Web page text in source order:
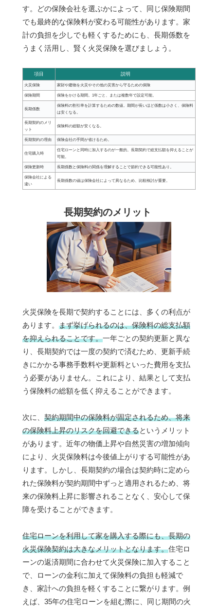
す。どの保険会社を選ぶかによって、同じ保険期間
でも最終的な保険料が変わる可能性があります。家
計の負担を少しでも軽くするためにも、長期係数を
うまく活用し、賢く火災保険を選びましょう。
項目 説明
火災保険 家財や建物を火災やその他の災害から守るための保険
保険期間 保険をかける期間。1年ごと、または複数年で設定可能。
長期係数
保険料の割引率を計算するための数値。期間が長いほど係数は小さく、保険料
は安くなる。
長期契約のメリ
ット
保険料の総額が安くなる。
長期契約の理由 保険会社の手間が省けるため。
住宅購入時
住宅ローンと同時に加入するのが一般的。長期契約で総支払額を抑えることが
可能。
保険更新時 長期係数と保険料の関係を理解することで節約できる可能性あり。
保険会社による
違い
長期係数の値は保険会社によって異なるため、比較検討が重要。
長期契約のメリット
火災保険を長期で契約することには、多くの利点が
あります。 まず挙げられるのは、保険料の総支払額
を抑えられることです。一年ごとの契約更新と異な
り、長期契約では一度の契約で済むため、更新手続
きにかかる事務手数料や更新料といった費用を支払
う必要がありません。これにより、結果として支払
う保険料の総額を低く抑えることができます。
次に、 契約期間中の保険料が固定されるため、将来
の保険料上昇のリスクを回避できるというメリット
があります。近年の物価上昇や自然災害の増加傾向
により、火災保険料は今後値上がりする可能性があ
ります。しかし、長期契約の場合は契約時に定めら
れた保険料が契約期間中ずっと適用されるため、将
来の保険料上昇に影響されることなく、安心して保
障を受けることができます。
住宅ローンを利用して家を購入する際にも、長期の
火災保険契約は大きなメリットとなります。住宅ロ
ーンの返済期間に合わせて火災保険に加入すること
で、ローンの金利に加えて保険料の負担も軽減で
き、家計への負担を軽くすることに繋がります。例
えば、35年の住宅ローンを組む際に、同じ期間の火